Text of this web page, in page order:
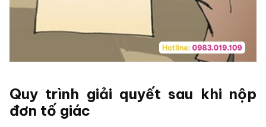
Quy trình giải quyết sau khi nộp
đơn tố giác